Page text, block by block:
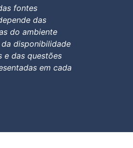
fontes
das
do ambiente
disponibilidade
e das questões
em cada